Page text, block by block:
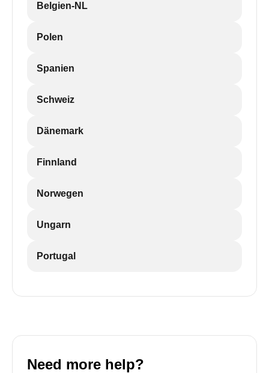
Belgien-NL
Polen
Spanien
Schweiz
Dänemark
Finnland
Norwegen
Ungarn
Portugal
Need more help?